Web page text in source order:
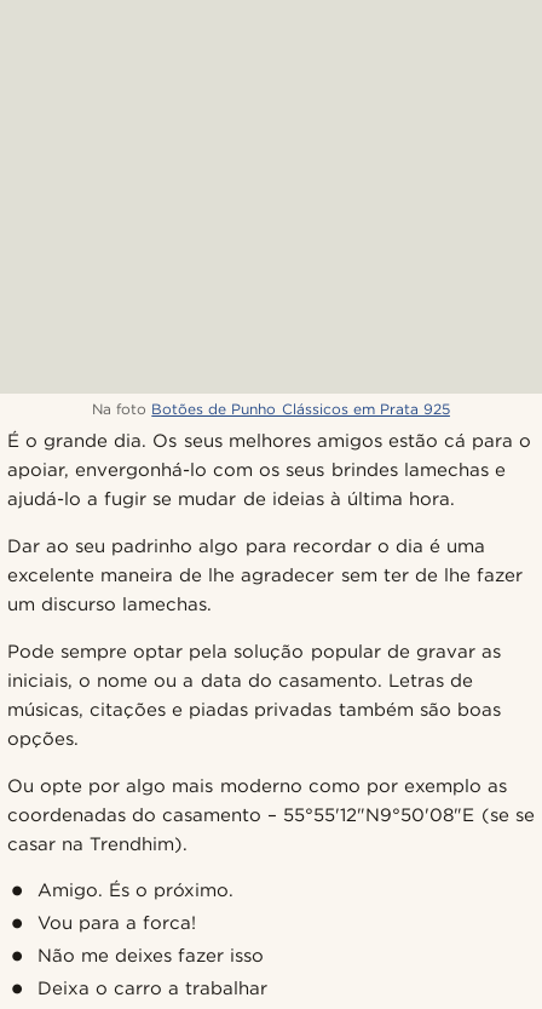
Na foto Botões de Punho Clássicos em Prata 925
É o grande dia. Os seus melhores amigos estão cá para o
apoiar, envergonhá-lo com os seus brindes lamechas e
ajudá-lo a fugir se mudar de ideias à última hora.
Dar ao seu padrinho algo para recordar o dia é uma
excelente maneira de lhe agradecer sem ter de lhe fazer
um discurso lamechas.
Pode sempre optar pela solução popular de gravar as
iniciais, o nome ou a data do casamento. Letras de
músicas, citações e piadas privadas também são boas
opções.
Ou opte por algo mais moderno como por exemplo as
coordenadas do casamento – 55°55'12"N9°50'08"E (se se
casar na Trendhim).
Amigo. És o próximo.
Vou para a forca!
Não me deixes fazer isso
Deixa o carro a trabalhar